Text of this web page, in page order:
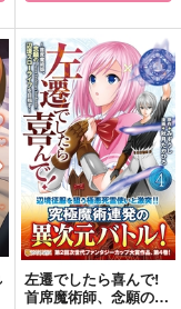
左遷でしたら喜んで!
首席魔術師、念願の辺